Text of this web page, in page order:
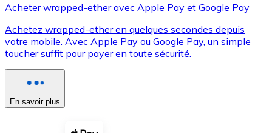
XRP
XRP
Voir toutes
Coupons crypto
Acheter wrapped-ether avec Apple Pay et Google Pay
Achetez wrapped-ether en quelques secondes depuis
votre mobile. Avec Apple Pay ou Google Pay, un simple
toucher suffit pour payer en toute sécurité.
En savoir plus